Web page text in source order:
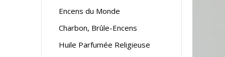
Encens du Monde
Charbon, Brûle-Encens
Huile Parfumée Religieuse